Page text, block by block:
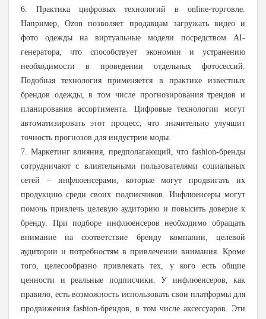
6. Практика цифровых технологий в online-торговле.
Например, Ozon позволяет продавцам загружать видео и
фото одежды на виртуальные модели посредством AI-
генератора, что способствует экономии и устранению
необходимости в проведении отдельных фотосессий.
Подобная технология применяется в практике известных
брендов одежды, в том числе прогнозирования трендов и
планирования ассортимента. Цифровые технологии могут
автоматизировать этот процесс, что значительно улучшит
точность прогнозов для индустрии моды.
7. Маркетинг влияния, предполагающий, что fashion-бренды
сотрудничают с влиятельными пользователями социальных
сетей – инфлюенсерами, которые могут продвигать их
продукцию среди своих подписчиков. Инфлюенсеры могут
помочь привлечь целевую аудиторию и повысить доверие к
бренду. При подборе инфлюенсеров необходимо обращать
внимание на соответствие бренду компании, целевой
аудитории и потребностям в привлечении внимания. Кроме
того, целесообразно привлекать тех, у кого есть общие
ценности и реальные подписчики. У инфлюенсеров, как
правило, есть возможность использовать свои платформы для
продвижения fashion-брендов, в том числе аксессуаров. Эти